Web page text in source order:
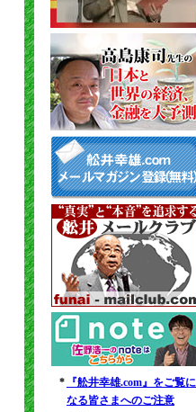
*
『舩井幸雄.com』をご覧に
なる皆さまへのご注意